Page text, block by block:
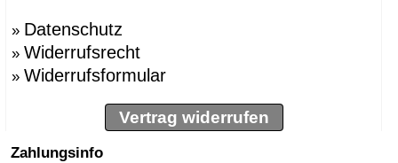
» Datenschutz
» Widerrufsrecht
» Widerrufsformular
Vertrag widerrufen
Zahlungsinfo